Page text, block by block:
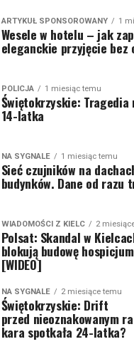
ARTYKUŁ SPONSOROWANY 1
Wesele w hotelu – jak
eleganckie przyjęcie bez
POLICJA 1 miesiąc temu
Świętokrzyskie: Tragedia
14-latka
NA SYGNALE 1 miesiąc temu
Sieć czujników na
budynków. Dane od
WIADOMOŚCI Z KIELC 2
Polsat: Skandal w
blokują budowę
[WIDEO]
NA SYGNALE 2 miesiące temu
Świętokrzyskie: Drift
przed nieoznakowanym
kara spotkała 24-latka?